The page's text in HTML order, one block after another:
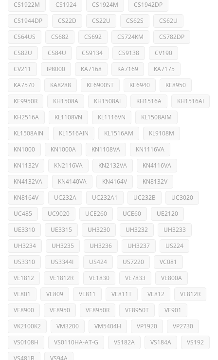
CS1922M
CS1924 CS1924M
CS1942DP
CS1944DP
CS22D CS22U CS62S
CS62U
CS64US
CS682 CS692 CS724KM
CS782DP
CS82U
CS84U CS9134 CS9138
CV190
CV211
IP8000 KA7168 KA7169
KA7175
KA7570
KA8288 KE6900ST KE6940
KE8950
KE9950R
KH1508A KH1508AI KH1516A
KH1516AI
KH2516A
KL1108VN KL1116VN
KL1508AIM
KL1508AIN
KL1516AIN KL1516AM
KL9108M
KN1000
KN1000A KN1108VA
KN1116VA
KN1132V
KN2116VA KN2132VA
KN4116VA
KN4132VA
KN4140VA KN4164V
KN8132V
KN8164V
UC232A UC232A1 UC232B
UC3020
UC485
UC9020 UCE260 UCE60
UE2120
UE3310
UE3315 UH3230 UH3232
UH3233
UH3234
UH3235 UH3236 UH3237
US224
US3310
US3344I US424 US7220
VC081
VE1812
VE1812R VE1830 VE7833
VE800A
VE801
VE809 VE811 VE811T VE812
VE812R
VE8900
VE8950 VE8950R VE8950T
VE901
VK2100K2
VM3200 VM5404H VP1920
VP2730
VS0108H
VS0110HA-AT-G VS182A VS184A
VS192
VS481B
VS94A